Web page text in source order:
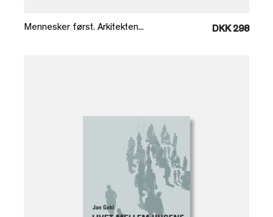
Mennesker først. Arkitekten... DKK 298